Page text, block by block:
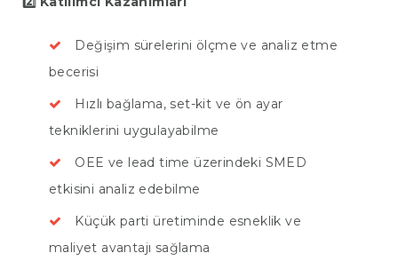
Değişim sürelerini ölçme ve analiz etme
becerisi
Hızlı bağlama, set-kit ve ön ayar
tekniklerini uygulayabilme
OEE ve lead time üzerindeki SMED
etkisini analiz edebilme
Küçük parti üretiminde esneklik ve
maliyet avantajı sağlama